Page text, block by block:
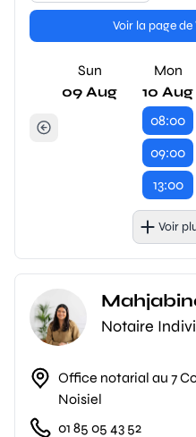
Voir la page
Sun
09 Aug
Mon
10 Aug
08:00
09:00
13:00
Voir
Notaire
Office notarial au 7
Noisiel
01 85 05 43 52